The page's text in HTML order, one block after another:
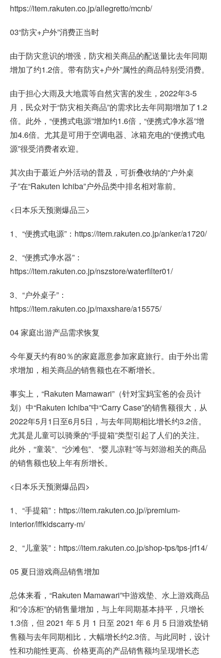
https://item.rakuten.co.jp/allegretto/mcnb/
03“防灾+户外”消费正当时
由于防灾意识的增强，防灾相关商品的配送量比去年同期
增加了约1.2倍。带有防灾+户外”属性的商品特别受消费。
由于担心大雨及大地震等自然灾害的发生，2022年3-5
月，民众对于“防灾相关商品”的需求比去年同期增加了1.2
倍。此外，“便携式电源”增加约1.6倍，“便携式净水器”增
加4.6倍。尤其是可用于空调电器、冰箱充电的“便携式电
源”很受消费者欢迎。
其次由于蕞近户外活动的普及，可折叠收纳的“户外桌
子”在“Rakuten Ichiba”户外品类中排名相对靠前。
<日本乐天预测爆品三>
1、“便携式电源”：https://item.rakuten.co.jp/anker/a1720/
2、“便携式净水器”：
https://item.rakuten.co.jp/nszstore/waterfilter01/
3、“户外桌子”：
https://item.rakuten.co.jp/maxshare/a15575/
04 家庭出游产品需求恢复
今年夏天约有80％的家庭愿意参加家庭旅行。由于外出需
求增加，相关商品的销售额也在不断增长。
事实上，“Rakuten Mamawari”（针对宝妈宝爸的会员计
划）中“Rakuten Ichiba”中“Carry Case”的销售额很大，从
2022年5月1日至6月5日，与去年同期相比增长约3.2倍。
尤其是儿童可以骑乘的“手提箱”类型引起了人们的关注。
此外，“童装”、“沙滩包”、“婴儿凉鞋”等与郊游相关的商品
的销售额也较上年有所增长。
<日本乐天预测爆品四>
1、“手提箱”：https://item.rakuten.co.jp//premium-
interior/lffkidscarry-m/
2、“儿童装”：https://item.rakuten.co.jp/shop-tps/tps-jrf14/
05 夏日游戏商品销售增加
总体来看，“Rakuten Mamawari”中游戏垫、水上游戏商品
和“冷冻柜”的销售量增加，与上年同期基本持平，只增长
1.3倍，但 2021 年 5 月 1 日至 2021 年 6 月 5 日游戏垫销
售额与去年同期相比，大幅增长约2.3倍。与此同时，设计
性和功能性更高、价格更高的产品销售额均呈现增长态